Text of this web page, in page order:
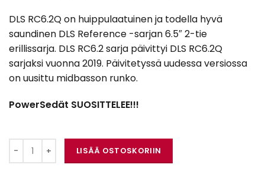
DLS RC6.2Q on huippulaatuinen ja todella hyvä
saundinen DLS Reference -sarjan 6.5″ 2-tie
erillissarja. DLS RC6.2 sarja päivittyi DLS RC6.2Q
sarjaksi vuonna 2019. Päivitetyssä uudessa versiossa
on uusittu midbasson runko.
PowerSedät SUOSITTELEE!!!
DLS RC6.2Q määräLISÄÄ OSTOSKORIIN